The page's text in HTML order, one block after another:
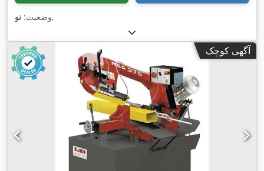
وضعیت: نو ,
آگهی کوچک